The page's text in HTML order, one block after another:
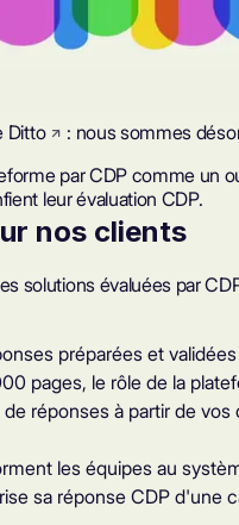
Ditto : nous sommes
par CDP comme
leur évaluation CDP.
nos clients
solutions évaluées par
préparées et
pages, le rôle de la
réponses à partir de
les équipes au
sa réponse CDP d'une